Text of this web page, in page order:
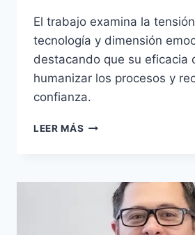
El trabajo examina la
tecnología y dimensión
destacando que su eficacia
humanizar los procesos y
confianza.
LEER MÁS